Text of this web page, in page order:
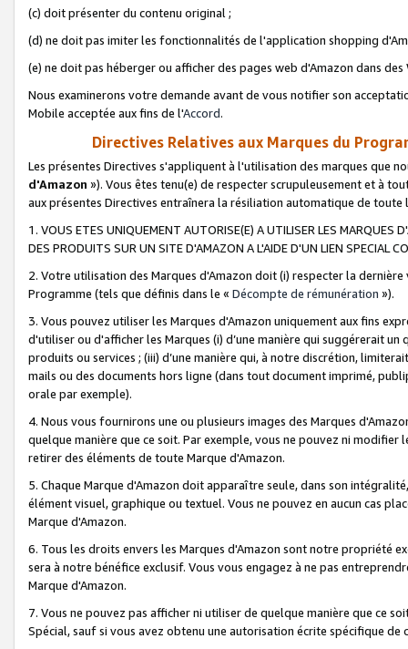
(c) doit présenter du contenu original ;
(d) ne doit pas imiter les fonctionnalités de l'application shopping
(e) ne doit pas héberger ou afficher des pages web d'Amazon dans
Nous examinerons votre demande avant de vous notifier son
Mobile acceptée aux fins de l'Accord.
Directives Relatives aux Marques du
Les présentes Directives s'appliquent à l'utilisation des marques que
d'Amazon »). Vous êtes tenu(e) de respecter scrupuleusement et à
aux présentes Directives entraînera la résiliation automatique de
1. VOUS ETES UNIQUEMENT AUTORISE(E) A UTILISER LES MARQUES
DES PRODUITS SUR UN SITE D'AMAZON A L'AIDE D'UN LIEN SPECIAL
2. Votre utilisation des Marques d'Amazon doit (i) respecter la
Programme (tels que définis dans le « Décompte de rémunération »).
3. Vous pouvez utiliser les Marques d'Amazon uniquement aux fins
d'utiliser ou d'afficher les Marques (i) d’une manière qui suggérerait
produits ou services ; (iii) d’une manière qui, à notre discrétion,
mails ou des documents hors ligne (dans tout document imprimé,
orale par exemple).
4. Nous vous fournirons une ou plusieurs images des Marques
quelque manière que ce soit. Par exemple, vous ne pouvez ni
retirer des éléments de toute Marque d'Amazon.
5. Chaque Marque d'Amazon doit apparaître seule, dans son
élément visuel, graphique ou textuel. Vous ne pouvez en aucun cas
Marque d'Amazon.
6. Tous les droits envers les Marques d'Amazon sont notre propriété
sera à notre bénéfice exclusif. Vous vous engagez à ne pas
Marque d'Amazon.
7. Vous ne pouvez pas afficher ni utiliser de quelque manière que ce
Spécial, sauf si vous avez obtenu une autorisation écrite spécifique de